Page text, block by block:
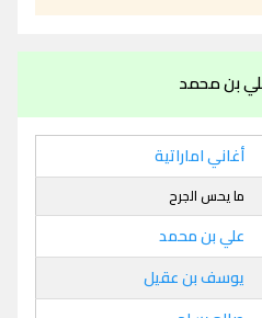
بن محمد
أغاني اماراتية
ما يحس الجرح
علي بن محمد
يوسف بن عقيل